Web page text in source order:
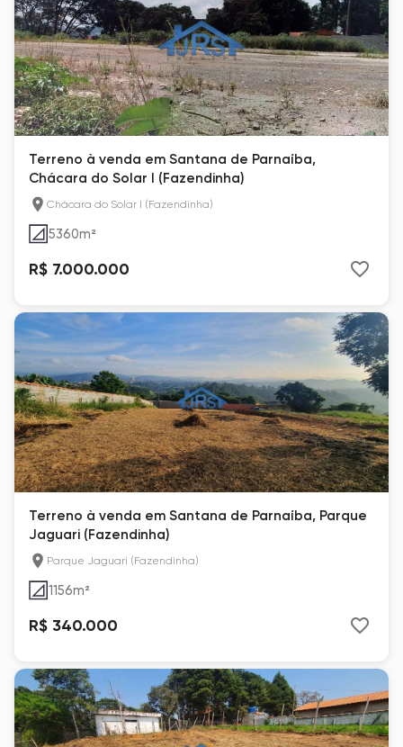
Terreno à venda em Santana de Parnaíba,
Chácara do Solar I (Fazendinha)
Chácara do Solar I (Fazendinha)
5360m²
R$ 7.000.000
Terreno à venda em Santana de Parnaíba, Parque
Jaguari (Fazendinha)
Parque Jaguari (Fazendinha)
1156m²
R$ 340.000